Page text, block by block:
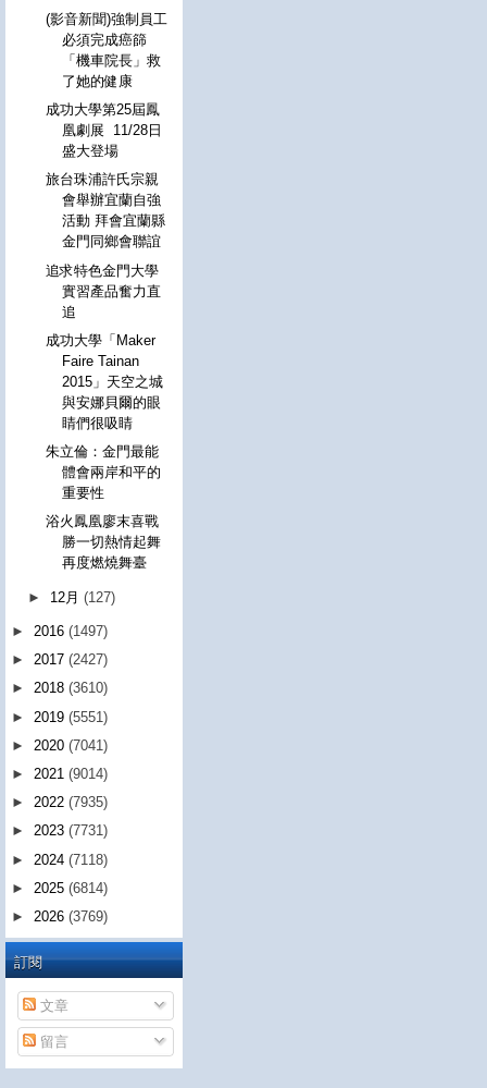
(影音新聞)強制員工
必須完成癌篩
「機車院長」救
了她的健康
成功大學第25屆鳳
凰劇展 11/28日
盛大登場
旅台珠浦許氏宗親
會舉辦宜蘭自強
活動 拜會宜蘭縣
金門同鄉會聯誼
追求特色金門大學
實習產品奮力直
追
成功大學「Maker
Faire Tainan
2015」天空之城
與安娜貝爾的眼
睛們很吸睛
朱立倫：金門最能
體會兩岸和平的
重要性
浴火鳳凰廖末喜戰
勝一切熱情起舞
再度燃燒舞臺
► 12月(127)
► 2016 (1497)
► 2017 (2427)
► 2018 (3610)
► 2019 (5551)
► 2020 (7041)
► 2021 (9014)
► 2022 (7935)
► 2023 (7731)
► 2024 (7118)
► 2025 (6814)
► 2026 (3769)
訂閱
文章
留言